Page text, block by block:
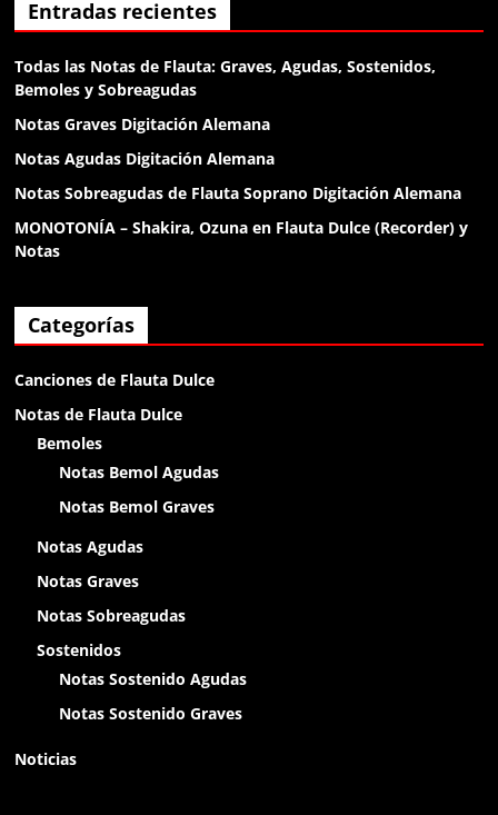
Anónimo138135
Anónimo138188
Anónimo138188
klk
buenas
Anónimo138281
Anónimo138400
olap
Anónimo138400
olaaa
Entradas recientes
Todas las Notas de Flauta: Graves, Agudas, Sostenidos,
Bemoles y Sobreagudas
Notas Graves Digitación Alemana
Notas Agudas Digitación Alemana
Notas Sobreagudas de Flauta Soprano Digitación Alemana
MONOTONÍA – Shakira, Ozuna en Flauta Dulce (Recorder) y
Notas
Categorías
Canciones de Flauta Dulce
Notas de Flauta Dulce
Bemoles
Notas Bemol Agudas
Notas Bemol Graves
Notas Agudas
Notas Graves
Notas Sobreagudas
Sostenidos
Notas Sostenido Agudas
Notas Sostenido Graves
Noticias